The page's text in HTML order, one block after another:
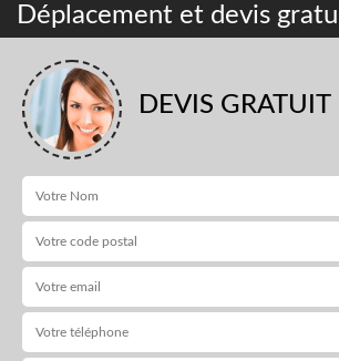
Déplacement et devis
DEVIS GRATUIT